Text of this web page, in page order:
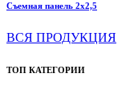
Съемная панель 2х2,5
ВСЯ ПРОДУКЦИЯ
ТОП КАТЕГОРИИ